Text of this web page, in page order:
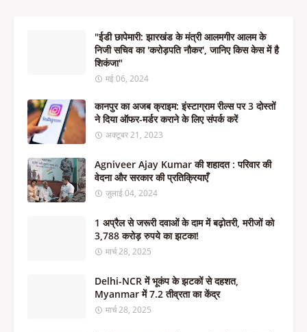
"ईडी छापेमारी: झारखंड के मंत्री आलमगीर आलम के
निजी सचिव का 'करोड़पति नौकर', जानिए किस केस में है
शिकंजा"
मई 06, 2024
कानपुर का अजब क्राइम: इंस्टाग्राम रील्स पर 3 दोस्तों
ने दिया ऑफर-मर्डर कराने के लिए संपर्क करें
अक्टूबर 21, 2023
Agniveer Ajay Kumar की शहादत : परिवार की
वेदना और सरकार की प्रतिक्रियाएँ
जुलाई 04, 2024
1 अप्रैल से जरूरी दवाओं के दाम में बढ़ोतरी, मरीजों को
3,788 करोड़ रुपये का झटका!
मार्च 28, 2025
Delhi-NCR में भूकंप के झटकों से दहशत,
Myanmar में 7.2 तीव्रता का केंद्र
मार्च 28, 2025